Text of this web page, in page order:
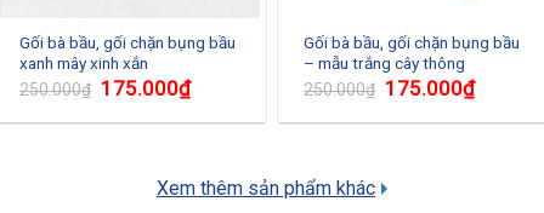
Gối bà bầu, gối chặn bụng bầu
xanh mây xinh xắn
250.000₫ 175.000₫
Gối bà bầu, gối chặn bụng bầu
– mẫu trắng cây thông
250.000₫ 175.000₫
Xem thêm sản phẩm khác